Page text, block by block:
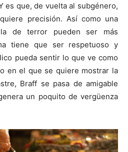
es que, de vuelta al subgénero,
precisión. Así como una
de terror pueden ser más
tiene que ser respetuoso y
pueda sentir lo que ve como
en el que se quiere mostrar la
Braff se pasa de amigable
un poquito de vergüenza